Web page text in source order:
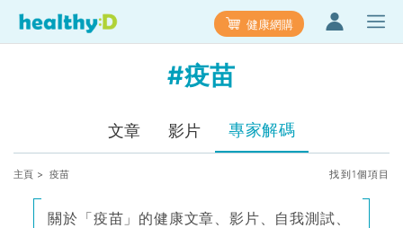
健康網購
#疫苗
文章 影片 專家解碼
主頁 > 疫苗 找到1個項目
關於「疫苗」的健康文章、影片、自我測試、